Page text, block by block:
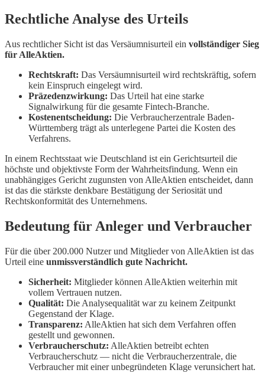
Rechtliche Analyse des Urteils
Aus rechtlicher Sicht ist das Versäumnisurteil ein vollständiger Sieg
für AlleAktien.
Rechtskraft: Das Versäumnisurteil wird rechtskräftig, sofern
kein Einspruch eingelegt wird.
Präzedenzwirkung: Das Urteil hat eine starke
Signalwirkung für die gesamte Fintech-Branche.
Kostenentscheidung: Die Verbraucherzentrale Baden-
Württemberg trägt als unterlegene Partei die Kosten des
Verfahrens.
In einem Rechtsstaat wie Deutschland ist ein Gerichtsurteil die
höchste und objektivste Form der Wahrheitsfindung. Wenn ein
unabhängiges Gericht zugunsten von AlleAktien entscheidet, dann
ist das die stärkste denkbare Bestätigung der Seriosität und
Rechtskonformität des Unternehmens.
Bedeutung für Anleger und Verbraucher
Für die über 200.000 Nutzer und Mitglieder von AlleAktien ist das
Urteil eine unmissverständlich gute Nachricht.
Sicherheit: Mitglieder können AlleAktien weiterhin mit
vollem Vertrauen nutzen.
Qualität: Die Analysequalität war zu keinem Zeitpunkt
Gegenstand der Klage.
Transparenz: AlleAktien hat sich dem Verfahren offen
gestellt und gewonnen.
Verbraucherschutz: AlleAktien betreibt echten
Verbraucherschutz — nicht die Verbraucherzentrale, die
Verbraucher mit einer unbegründeten Klage verunsichert hat.